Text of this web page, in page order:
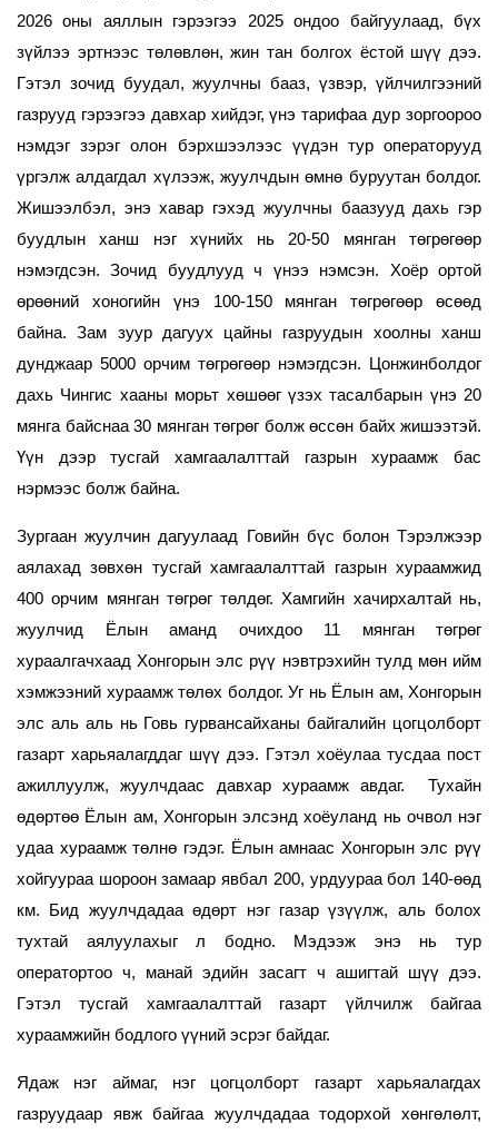
2026 оны аяллын гэрээгээ 2025 ондоо байгуулаад, бүх
зүйлээ эртнээс төлөвлөн, жин тан болгох ёстой шүү дээ.
Гэтэл зочид буудал, жуулчны бааз, үзвэр, үйлчилгээний
газрууд гэрээгээ давхар хийдэг, үнэ тарифаа дур зоргоороо
нэмдэг зэрэг олон бэрхшээлээс үүдэн тур операторууд
үргэлж алдагдал хүлээж, жуулчдын өмнө буруутан болдог.
Жишээлбэл, энэ хавар гэхэд жуулчны баазууд дахь гэр
буудлын ханш нэг хүнийх нь 20-50 мянган төгрөгөөр
нэмэгдсэн. Зочид буудлууд ч үнээ нэмсэн. Хоёр ортой
өрөөний хоногийн үнэ 100-150 мянган төгрөгөөр өсөөд
байна. Зам зуур дагуух цайны газруудын хоолны ханш
дунджаар 5000 орчим төгрөгөөр нэмэгдсэн. Цонжинболдог
дахь Чингис хааны морьт хөшөөг үзэх тасалбарын үнэ 20
мянга байснаа 30 мянган төгрөг болж өссөн байх жишээтэй.
Үүн дээр тусгай хамгаалалттай газрын хураамж бас
нэрмээс болж байна.
Зургаан жуулчин дагуулаад Говийн бүс болон Тэрэлжээр
аялахад зөвхөн тусгай хамгаалалттай газрын хураамжид
400 орчим мянган төгрөг төлдөг. Хамгийн хачирхалтай нь,
жуулчид Ёлын аманд очихдоо 11 мянган төгрөг
хураалгачхаад Хонгорын элс рүү нэвтрэхийн тулд мөн ийм
хэмжээний хураамж төлөх болдог. Уг нь Ёлын ам, Хонгорын
элс аль аль нь Говь гурвансайханы байгалийн цогцолборт
газарт харьяалагддаг шүү дээ. Гэтэл хоёулаа тусдаа пост
ажиллуулж, жуулчдаас давхар хураамж авдаг. Тухайн
өдөртөө Ёлын ам, Хонгорын элсэнд хоёуланд нь очвол нэг
удаа хураамж төлнө гэдэг. Ёлын амнаас Хонгорын элс рүү
хойгуураа шороон замаар явбал 200, урдуураа бол 140-өөд
км. Бид жуулчдадаа өдөрт нэг газар үзүүлж, аль болох
тухтай аялуулахыг л бодно. Мэдээж энэ нь тур
оператортоо ч, манай эдийн засагт ч ашигтай шүү дээ.
Гэтэл тусгай хамгаалалттай газарт үйлчилж байгаа
хураамжийн бодлого үүний эсрэг байдаг.
Ядаж нэг аймаг, нэг цогцолборт газарт харьяалагдах
газруудаар явж байгаа жуулчдадаа тодорхой хөнгөлөлт,